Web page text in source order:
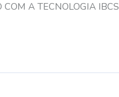
COM A TECNOLOGIA IBCS